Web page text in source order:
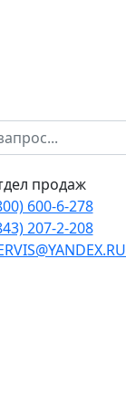
продаж
600-6-278
207-2-208